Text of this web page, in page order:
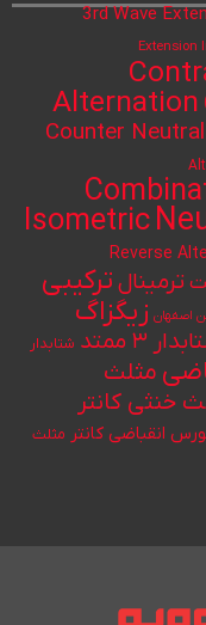
3rd Wave
Extension
Alternation
Counter
Isometric
Reverse
ترمینال ترکیبی
اصفهان زیگزاگ
۳ ممتد
شتابدار
مثلث
خنثی کانتر
انقباضی کانتر مثلث